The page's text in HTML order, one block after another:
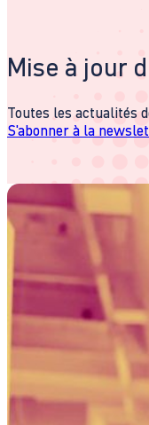
Mise à jour
Toutes les actualités
S'abonner à la